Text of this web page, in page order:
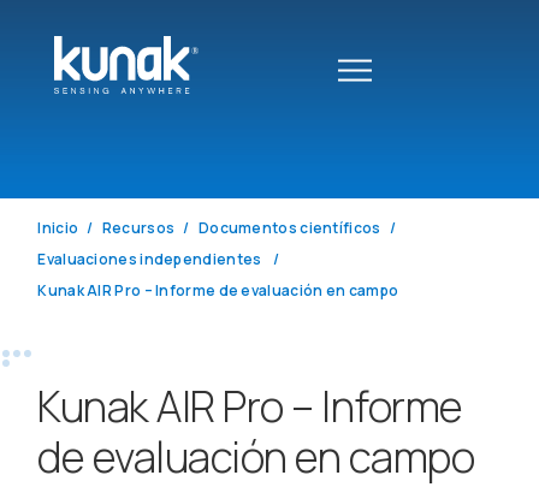
Inicio Recursos
Documentos científicos
Evaluaciones independientes
Kunak AIR Pro – Informe de evaluación en campo
Kunak AIR Pro – Informe
de evaluación en campo